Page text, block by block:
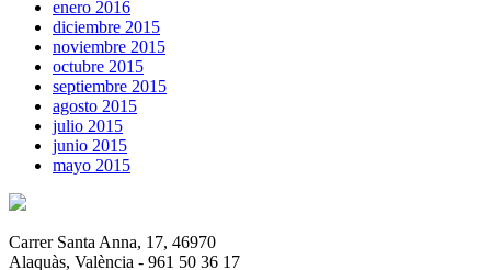
enero 2016
diciembre 2015
noviembre 2015
octubre 2015
septiembre 2015
agosto 2015
julio 2015
junio 2015
mayo 2015
Carrer Santa Anna, 17, 46970
Alaquàs, València - 961 50 36 17